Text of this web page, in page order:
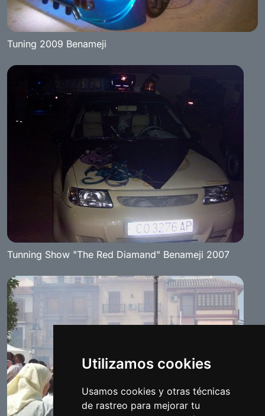
Utilizamos cookies
Usamos cookies y otras técnicas
de rastreo para mejorar tu
Tuning 2009 Benameji
Tunning Show "The Red Diamand" Benameji 2007